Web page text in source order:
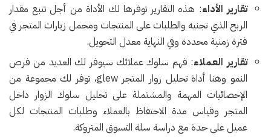
تقارير الأداء: هذه التقارير توفرها لك الأداة من أجل تتبع مقدار
الربح الذي تجنيه والطلبات على المنتجات ومجمل زيارات المتجر في
فترة زمنية محددة وفي النهاية معدل التحويل.
تقارير العملاء: فهم سلوك عملائك سيوفر لك العديد من فرص
النمو وهنا أداة تحليل زوار المتجر glew، توفر لك مجموعة من
الإحصائيات المهمة والمشتملة على تحليل سلوك الزوار داخل
المتجر وقياس مدة الاحتفاظ بالعملاء وطلبات المنتجات لكل
عميل على حدة مع دراسة سلة التسوق المتروكة.